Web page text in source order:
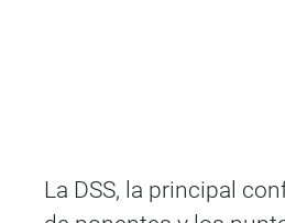
La DSS, la principal